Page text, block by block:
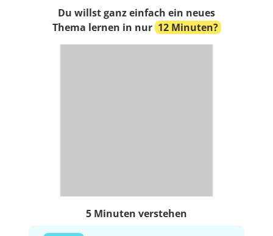
Du willst ganz einfach ein neues
Thema lernen in nur 12 Minuten?
5 Minuten verstehen